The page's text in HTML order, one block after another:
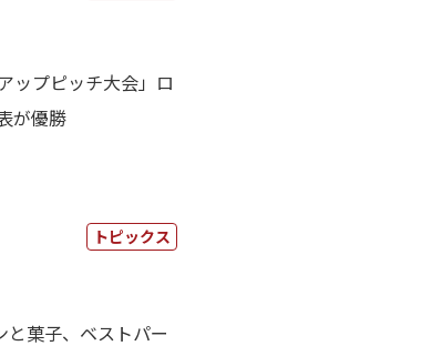
ップピッチ大会」ロ
が優勝
トピックス
菓子、ベストパー